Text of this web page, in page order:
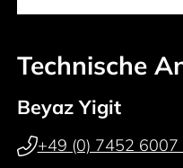
Technische
Beyaz Yigit
+49 (0) 7452